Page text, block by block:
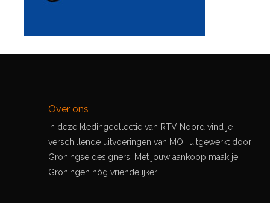
Over ons
In deze kledingcollectie van RTV Noord vind je
verschillende uitvoeringen van MOI, uitgewerkt door
Groningse designers. Met jouw aankoop maak je
Groningen nóg vriendelijker.